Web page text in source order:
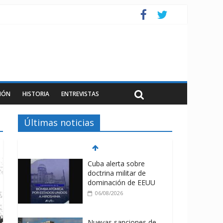
HISTORIA ENTREVISTAS
Últimas noticias
Cuba alerta sobre
doctrina militar de
dominación de EEUU
06/08/2026